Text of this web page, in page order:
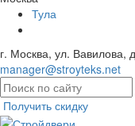
Тула
г. Москва, ул. Вавилова,
manager@stroyteks.net
Получить скидку